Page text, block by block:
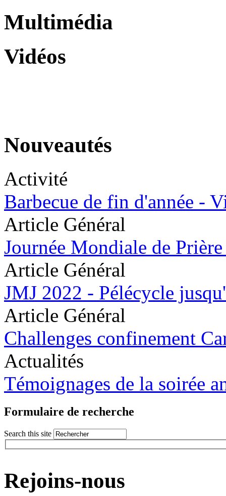
Multimédia
Vidéos
Nouveautés
Activité
Barbecue de fin d'année -
Article Général
Journée Mondiale de
Article Général
JMJ 2022 - Pélécycle
Article Général
Challenges confinement
Actualités
Témoignages de la soirée
Formulaire de recherche
Search this site
Rejoins-nous